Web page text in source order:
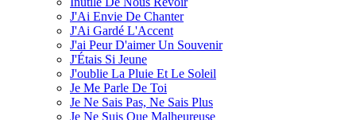
J'Ai Envie De Chanter
J'Ai Gardé L'Accent
J'ai Peur D'aimer Un Souvenir
J'Étais Si Jeune
J'oublie La Pluie Et Le Soleil
Je Me Parle De Toi
Je Ne Sais Pas, Ne Sais Plus
Je Ne Suis Que Malheureuse